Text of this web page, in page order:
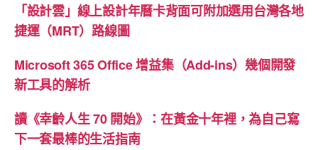
「設計雲」線上設計年曆卡背面可附加選用台灣各地
捷運（MRT）路線圖
Microsoft 365 Office 增益集（Add-ins）幾個開發
新工具的解析
讀《幸齡人生 70 開始》：在黃金十年裡，為自己寫
下一套最棒的生活指南